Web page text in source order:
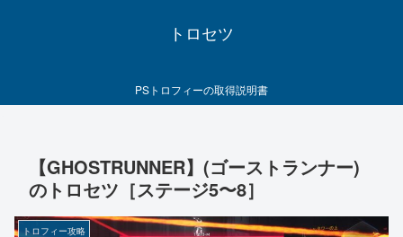
トロセツ
PSトロフィーの取得説明書
【GHOSTRUNNER】(ゴーストランナー)
のトロセツ［ステージ5〜8］
トロフィー攻略